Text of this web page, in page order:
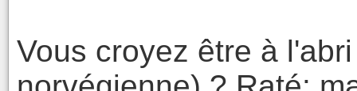
Vous croyez être à